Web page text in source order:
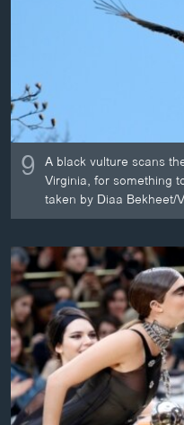
ຊຸມຊົນຊາວລາວ
ທຸລະກິດ
ພາສາອັງກິດ
ວີດີໂອ
ສຽງ
ລາຍການກະຈາຍສຽງ
ຕິດຕາມພວກເຮົາ ທີ່
ພາສາຕ່າງໆ
9 A black vulture scans
Virginia, for something
taken by Diaa Bekheet/